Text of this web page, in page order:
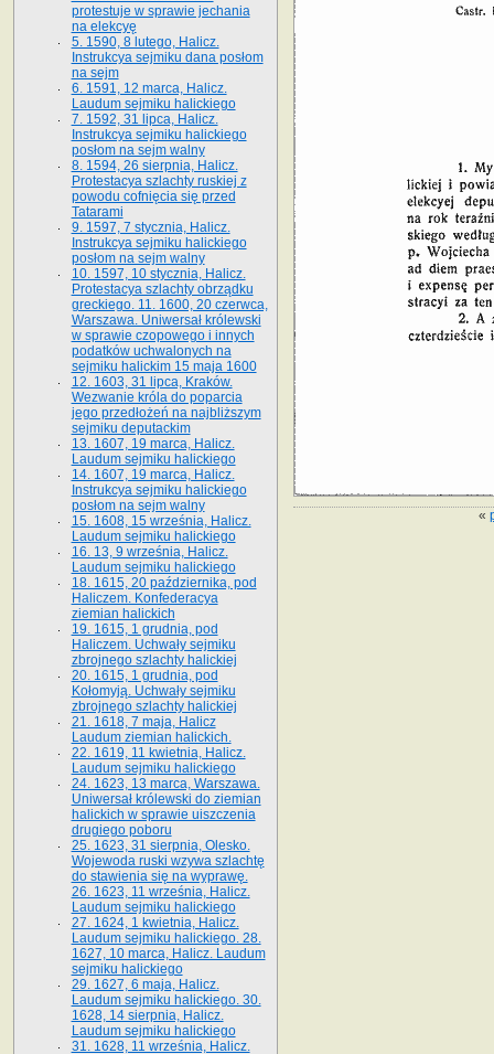
«
protestuje w sprawie jechania
na elekcyę
5. 1590, 8 lutego, Halicz.
Instrukcya sejmiku dana posłom
na sejm
6. 1591, 12 marca, Halicz.
Laudum sejmiku halickiego
7. 1592, 31 lipca, Halicz.
Instrukcya sejmiku halickiego
posłom na sejm walny
8. 1594, 26 sierpnia, Halicz.
Protestacya szlachty ruskiej z
powodu cofnięcia się przed
Tatarami
9. 1597, 7 stycznia, Halicz.
Instrukcya sejmiku halickiego
posłom na sejm walny
10. 1597, 10 stycznia, Halicz.
Protestacya szlachty obrządku
greckiego. 11. 1600, 20 czerwca,
Warszawa. Uniwersał królewski
w sprawie czopowego i innych
podatków uchwalonych na
sejmiku halickim 15 maja 1600
12. 1603, 31 lipca, Kraków.
Wezwanie króla do poparcia
jego przedłożeń na najbliższym
sejmiku deputackim
13. 1607, 19 marca, Halicz.
Laudum sejmiku halickiego
14. 1607, 19 marca, Halicz.
Instrukcya sejmiku halickiego
posłom na sejm walny
15. 1608, 15 września, Halicz.
Laudum sejmiku halickiego
16. 13, 9 września, Halicz.
Laudum sejmiku halickiego
18. 1615, 20 października, pod
Haliczem. Konfederacya
ziemian halickich
19. 1615, 1 grudnia, pod
Haliczem. Uchwały sejmiku
zbrojnego szlachty halickiej
20. 1615, 1 grudnia, pod
Kołomyją. Uchwały sejmiku
zbrojnego szlachty halickiej
21. 1618, 7 maja, Halicz
Laudum ziemian halickich.
22. 1619, 11 kwietnia, Halicz.
Laudum sejmiku halickiego
24. 1623, 13 marca, Warszawa.
Uniwersał królewski do ziemian
halickich w sprawie uiszczenia
drugiego poboru
25. 1623, 31 sierpnia, Olesko.
Wojewoda ruski wzywa szlachtę
do stawienia się na wyprawę.
26. 1623, 11 września, Halicz.
Laudum sejmiku halickiego
27. 1624, 1 kwietnia, Halicz.
Laudum sejmiku halickiego. 28.
1627, 10 marca, Halicz. Laudum
sejmiku halickiego
29. 1627, 6 maja, Halicz.
Laudum sejmiku halickiego. 30.
1628, 14 sierpnia, Halicz.
Laudum sejmiku halickiego
31. 1628, 11 września, Halicz.